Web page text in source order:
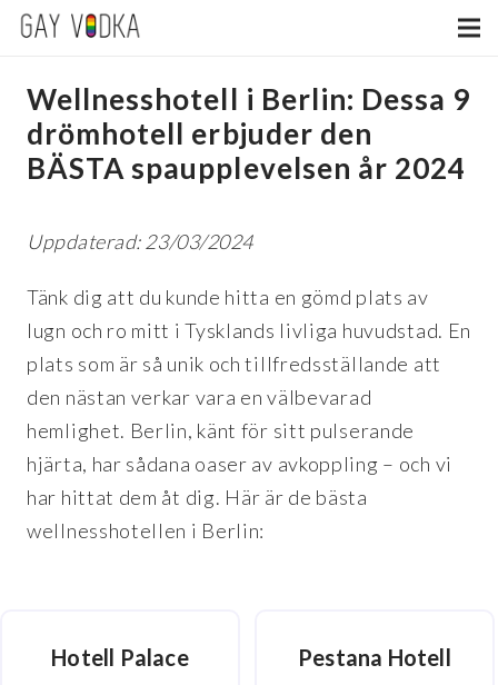
Wellnesshotell i Berlin: Dessa 9
drömhotell erbjuder den
BÄSTA spaupplevelsen år 2024
Uppdaterad: 23/03/2024
Tänk dig att du kunde hitta en gömd plats av
lugn och ro mitt i Tysklands livliga huvudstad. En
plats som är så unik och tillfredsställande att
den nästan verkar vara en välbevarad
hemlighet. Berlin, känt för sitt pulserande
hjärta, har sådana oaser av avkoppling – och vi
har hittat dem åt dig. Här är de bästa
wellnesshotellen i Berlin:
Hotell Palace Pestana Hotell